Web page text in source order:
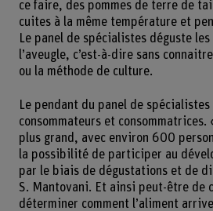
ce faire, des pommes de terre de
cuites à la même température et
Le panel de spécialistes déguste
l’aveugle, c’est-à-dire sans
ou la méthode de culture.
Le pendant du panel de
consommateurs et consommatrices.
plus grand, avec environ 600
la possibilité de participer au
par le biais de dégustations et de
S. Mantovani. Et ainsi peut-être de
déterminer comment l’aliment